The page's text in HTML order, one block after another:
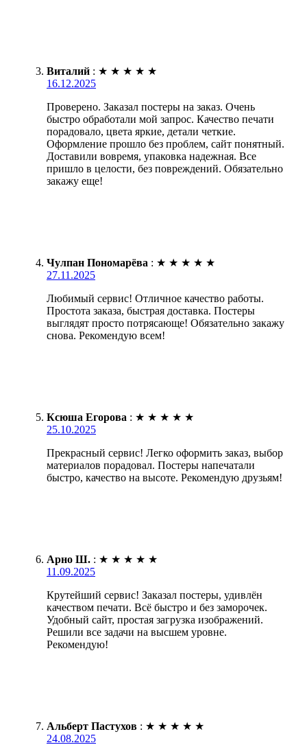
Виталий : ★ ★ ★ ★ ★
16.12.2025
Проверено. Заказал постеры на заказ. Очень
быстро обработали мой запрос. Качество печати
порадовало, цвета яркие, детали четкие.
Оформление прошло без проблем, сайт понятный.
Доставили вовремя, упаковка надежная. Все
пришло в целости, без повреждений. Обязательно
закажу еще!
Чулпан Пономарёва : ★ ★ ★ ★ ★
27.11.2025
Любимый сервис! Отличное качество работы.
Простота заказа, быстрая доставка. Постеры
выглядят просто потрясающе! Обязательно закажу
снова. Рекомендую всем!
Ксюша Егорова : ★ ★ ★ ★ ★
25.10.2025
Прекрасный сервис! Легко оформить заказ, выбор
материалов порадовал. Постеры напечатали
быстро, качество на высоте. Рекомендую друзьям!
Арно Ш. : ★ ★ ★ ★ ★
11.09.2025
Крутейший сервис! Заказал постеры, удивлён
качеством печати. Всё быстро и без заморочек.
Удобный сайт, простая загрузка изображений.
Решили все задачи на высшем уровне.
Рекомендую!
Альберт Пастухов : ★ ★ ★ ★ ★
24.08.2025